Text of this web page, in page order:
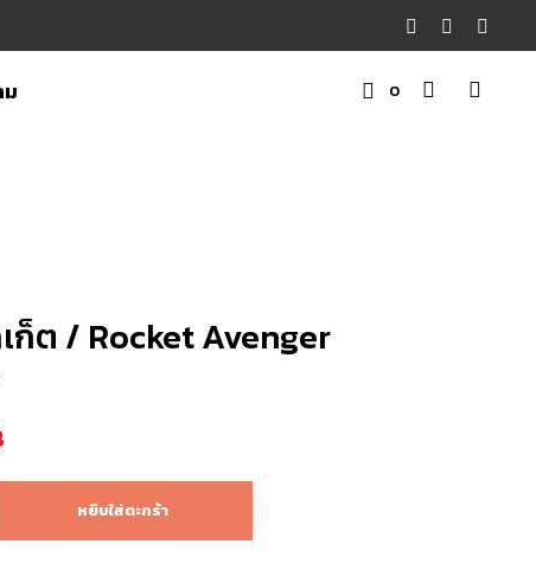
0
ม
ก็ต / Rocket Avenger
หยิบใส่ตะกร้า